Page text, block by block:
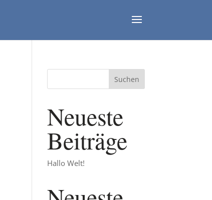
Suchen
Neueste
Beiträge
Hallo Welt!